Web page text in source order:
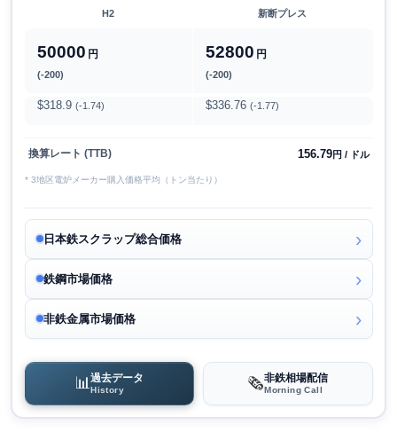
H2 新断プレス
50000 円
(-200)
52800 円
(-200)
$318.9 (-1.74) $336.76 (-1.77)
換算レート (TTB) 156.79円 / ドル
* 3地区電炉メーカー購入価格平均（トン当たり）
日本鉄スクラップ総合価格
鉄鋼市場価格
非鉄金属市場価格
📊過去データ
History 🗞️非鉄相場配信
Morning Call